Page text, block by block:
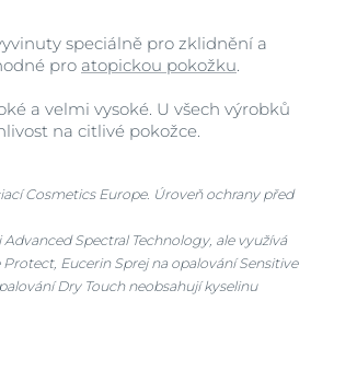
speciálně pro zklidnění a
pro atopickou pokožku.
a velmi vysoké. U všech výrobků
na citlivé pokožce.
Cosmetics Europe. Úroveň ochrany před
Spectral Technology, ale využívá
Eucerin Sprej na opalování Sensitive
Dry Touch neobsahují kyselinu